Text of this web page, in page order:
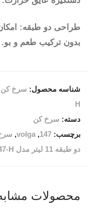
طراحی دو طبقه:
بدون ترکیب طعم و بو.
شناسه محصول:
H
دسته: سرخ کن
برچسب: 147
,
volga
, سرخ
دو طبقه 11 لیتر مدل VOLGA-147-H
محصولات